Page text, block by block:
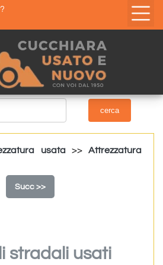
usata>>Attrezzatura
Succ >>
stradali usati